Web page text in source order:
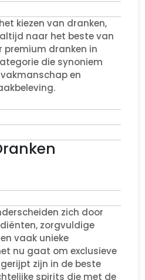
kiezen van dranken,
naar het beste van
premium dranken in
die synoniem
en
zich door
zorgvuldige
vaak unieke
nu gaat om exclusieve
zijn in de beste
spirits die met de